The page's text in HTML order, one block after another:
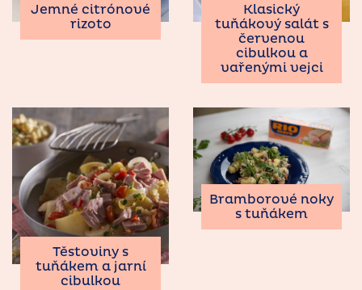
Jemné citrónové
rizoto
Klasický
tuňákový salát s
červenou
cibulkou a
vařenými vejci
Těstoviny s
tuňákem a jarní
cibulkou
Bramborové noky
s tuňákem